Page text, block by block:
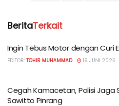
BeritaTerkait
Ingin Tebus Motor dengan Curi
EDITOR: TOHIR MUHAMMAD 19 JUNI 2026
Cegah Kamacetan, Polisi Jaga
Sawitto Pinrang